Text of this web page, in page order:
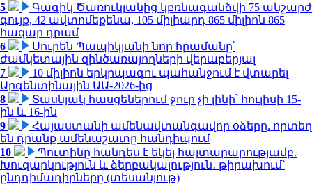
5
Գագիկ Ծառուկյանից կբռնագանձվի 75 անշարժ
գույք, 42 ավտոմեքենա, 105 միլիարդ 865 միլիոն 865
հազար դրամ
6
Սուրեն Պապիկյանի նոր հրամանը՝
ժամկետային զինծառայողների վերաբերյալ
7
10 միլիոն երկրպագու պահանջում է վտարել
Արգենտինային ԱԱ-2026-ից
8
Տասնյակ հասցեներում ջուր չի լինի՝ հուլիսի 15-
ին և 16-ին
9
Հայաստանի ամենավտանգավոր օձերը. որտեղ
են դրանք ամենաշատը հանդիպում
10
Պուտինը հանդես է եկել հայտարարությամբ.
Խուզարկություն և ձերբակալություն․ թիրախում՝
ընդդիմադիրները (տեսանյութ)